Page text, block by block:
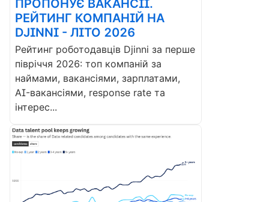
ПРОПОНУЄ ВАКАНСІЇ.
РЕЙТИНГ КОМПАНІЙ НА
DJINNI - ЛІТО 2026
Рейтинг роботодавців Djinni за перше
півріччя 2026: топ компаній за
наймами, вакансіями, зарплатами,
AI-вакансіями, response rate та
інтерес...